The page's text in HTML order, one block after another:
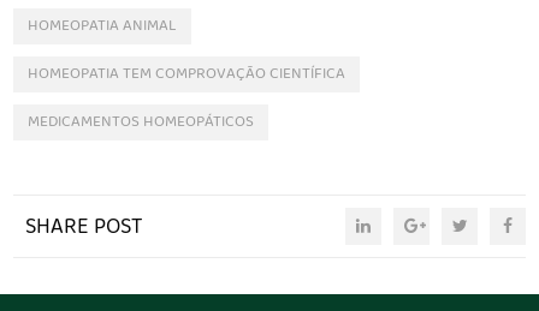
HOMEOPATIA ANIMAL
HOMEOPATIA TEM COMPROVAÇÃO CIENTÍFICA
MEDICAMENTOS HOMEOPÁTICOS
SHARE POST